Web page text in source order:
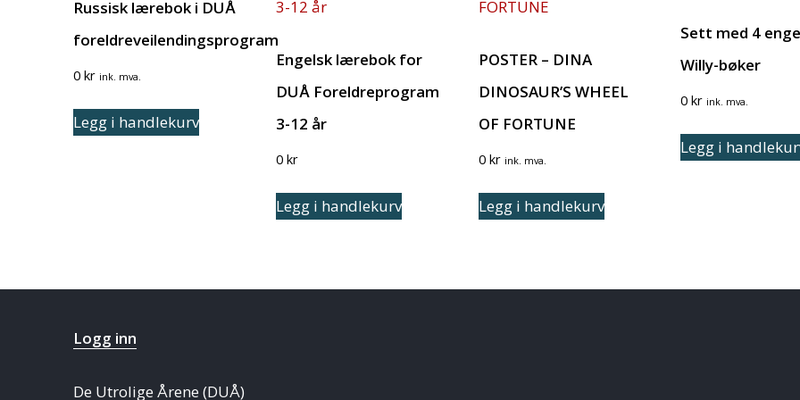
Russisk lærebok i DUÅ
foreldreveilendingsprogram
0 kr ink. mva.
Legg i handlekurv
Engelsk lærebok for
DUÅ Foreldreprogram
3-12 år
0 kr
Legg i handlekurv
POSTER – DINA
DINOSAUR’S WHEEL
OF FORTUNE
0 kr ink. mva.
Legg i handlekurv
Sett med 4
Willy-bøker
0kr ink. mva.
Legg i
Logg inn
De Utrolige Årene (DUÅ)